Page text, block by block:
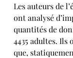
Les auteurs de
ont analysé
quantités de
4435 adultes.
que,